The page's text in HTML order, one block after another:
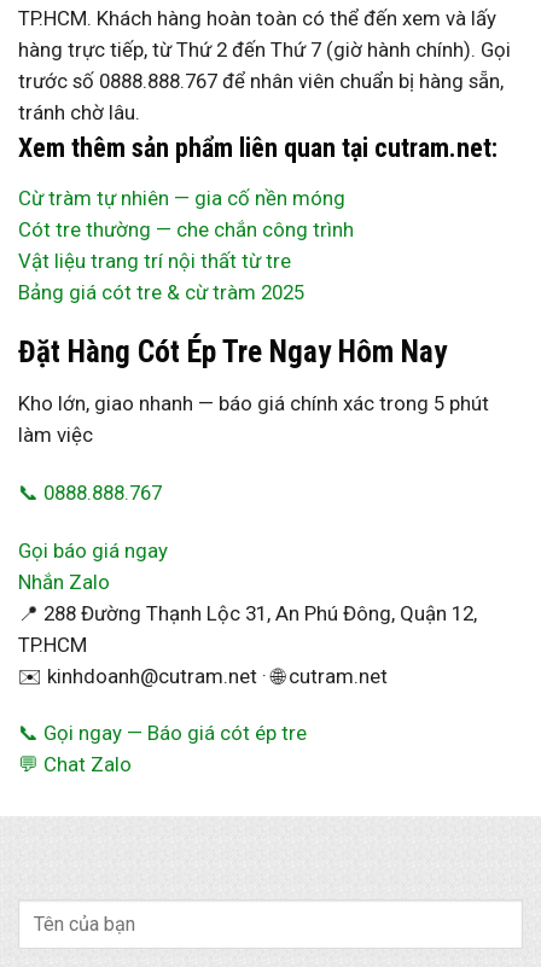
TP.HCM. Khách hàng hoàn toàn có thể đến xem và lấy
hàng trực tiếp, từ Thứ 2 đến Thứ 7 (giờ hành chính). Gọi
trước số 0888.888.767 để nhân viên chuẩn bị hàng sẵn,
tránh chờ lâu.
Xem thêm sản phẩm liên quan tại cutram.net:
Cừ tràm tự nhiên — gia cố nền móng
Cót tre thường — che chắn công trình
Vật liệu trang trí nội thất từ tre
Bảng giá cót tre & cừ tràm 2025
Đặt Hàng Cót Ép Tre Ngay Hôm Nay
Kho lớn, giao nhanh — báo giá chính xác trong 5 phút
làm việc
📞 0888.888.767
Gọi báo giá ngay
Nhắn Zalo
📍 288 Đường Thạnh Lộc 31, An Phú Đông, Quận 12,
TP.HCM
✉️ kinhdoanh@cutram.net · 🌐 cutram.net
📞 Gọi ngay — Báo giá cót ép tre
💬 Chat Zalo